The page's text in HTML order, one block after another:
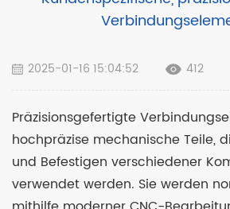
2025-01-16 15:04:52 412
Präzisionsgefertigte
hochpräzise mechanische Teile,
und Befestigen verschiedener
verwendet werden. Sie werden